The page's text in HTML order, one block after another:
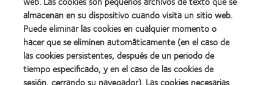
Leadership
100
(ML
100)
(2012)
REBRAND
100®
(2012)
Learn
more
about
Premio
de
la
Industria
de
almacenan en su dispositivo cuando visita un sitio web.
Puede eliminar las cookies en cualquier momento o
hacer que se eliminen automáticamente (en el caso de
las cookies persistentes, después de un periodo de
tiempo especificado, y en el caso de las cookies de
sesión, cerrando su navegador). Las cookies necesarias